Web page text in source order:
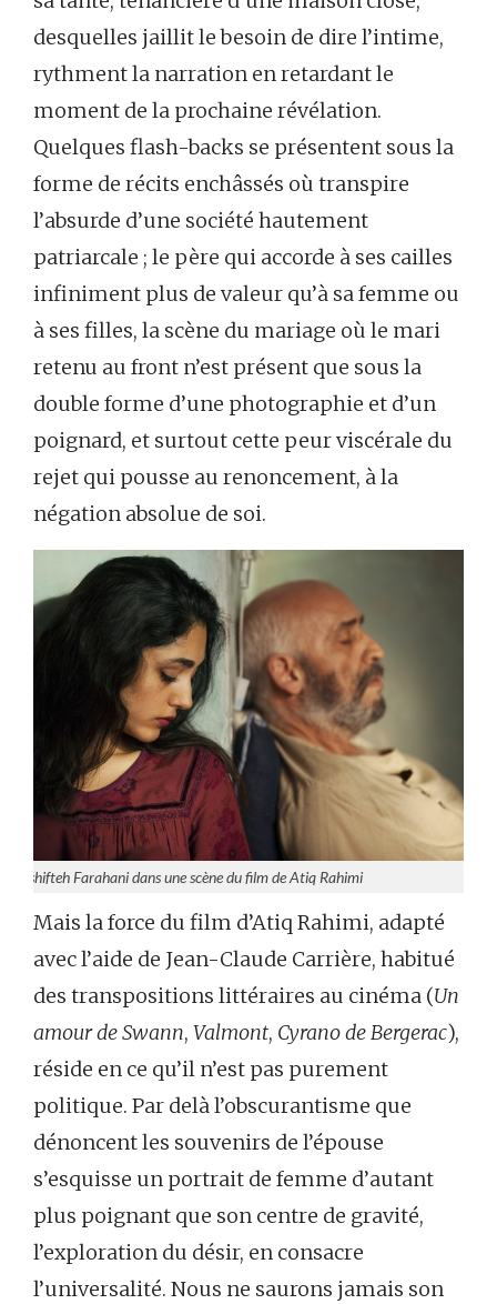
desquelles jaillit le besoin de dire l’intime,
rythment la narration en retardant le
moment de la prochaine révélation.
Quelques flash-backs se présentent sous la
forme de récits enchâssés où transpire
l’absurde d’une société hautement
patriarcale ; le père qui accorde à ses cailles
infiniment plus de valeur qu’à sa femme ou
à ses filles, la scène du mariage où le mari
retenu au front n’est présent que sous la
double forme d’une photographie et d’un
poignard, et surtout cette peur viscérale du
rejet qui pousse au renoncement, à la
négation absolue de soi.
Golshifteh Farahani dans une scène du film de Atiq Rahimi
Mais la force du film d’Atiq Rahimi, adapté
avec l’aide de Jean-Claude Carrière, habitué
des transpositions littéraires au cinéma (Un
amour de Swann, Valmont, Cyrano de Bergerac),
réside en ce qu’il n’est pas purement
politique. Par delà l’obscurantisme que
dénoncent les souvenirs de l’épouse
s’esquisse un portrait de femme d’autant
plus poignant que son centre de gravité,
l’exploration du désir, en consacre
l’universalité. Nous ne saurons jamais son